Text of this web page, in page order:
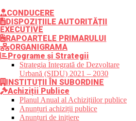
CONDUCERE
DISPOZIȚIILE AUTORITĂȚII
EXECUTIVE
RAPOARTELE PRIMARULUI
ORGANIGRAMA
Programe și Strategii
Strategia Integrată de Dezvoltare
Urbană (SIDU) 2021 – 2030
INSTITUȚII ÎN SUBORDINE
Achiziții Publice
Planul Anual al Achizițiilor publice
Anunțuri achiziții publice
Anunțuri de inițiere